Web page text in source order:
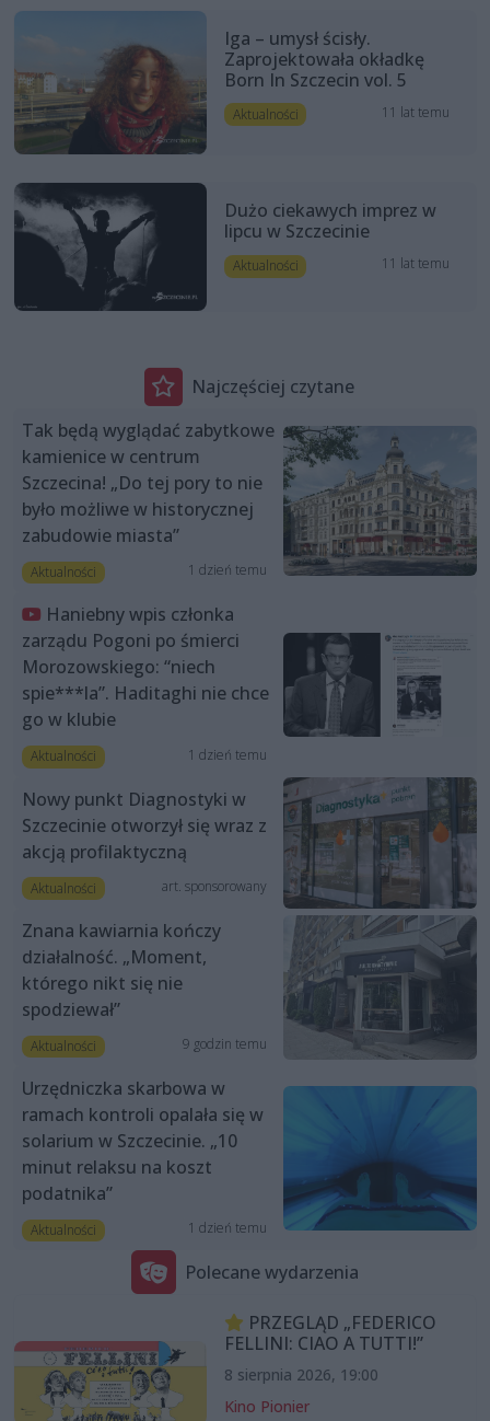
Iga – umysł ścisły.
Zaprojektowała okładkę
Born In Szczecin vol. 5
Aktualności 11 lat temu
Dużo ciekawych imprez w
lipcu w Szczecinie
Aktualności 11 lat temu
Najczęściej czytane
Tak będą wyglądać zabytkowe
kamienice w centrum
Szczecina! „Do tej pory to nie
było możliwe w historycznej
zabudowie miasta”
Aktualności 1 dzień temu
Haniebny wpis członka
zarządu Pogoni po śmierci
Morozowskiego: “niech
spie***la”. Haditaghi nie chce
go w klubie
Aktualności 1 dzień temu
Nowy punkt Diagnostyki w
Szczecinie otworzył się wraz z
akcją profilaktyczną
Aktualności art. sponsorowany
Znana kawiarnia kończy
działalność. „Moment,
którego nikt się nie
spodziewał”
Aktualności 9 godzin temu
Urzędniczka skarbowa w
ramach kontroli opalała się w
solarium w Szczecinie. „10
minut relaksu na koszt
podatnika”
Aktualności 1 dzień temu
Polecane wydarzenia
PRZEGLĄD „FEDERICO
FELLINI: CIAO A TUTTI!”
8 sierpnia 2026, 19:00
Kino Pionier